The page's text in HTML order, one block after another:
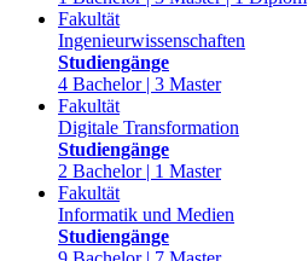
Fakultät
Ingenieurwissenschaften
Studiengänge
4 Bachelor | 3 Master
Fakultät
Digitale Transformation
Studiengänge
2 Bachelor | 1 Master
Fakultät
Informatik und Medien
Studiengänge